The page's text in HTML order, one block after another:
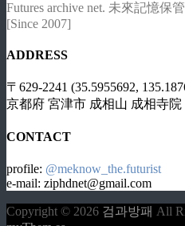
Futures archive net. 未來記憶保
[Since 2007]
ADDRESS
〒629-2241 (35.5955692,
京都府 宮津市 成相山 成相寺院
CONTACT
profile: @meknow_the.futurist
e-mail: ziphdnet@gmail.com
Copyright © 2026 검과방패 All